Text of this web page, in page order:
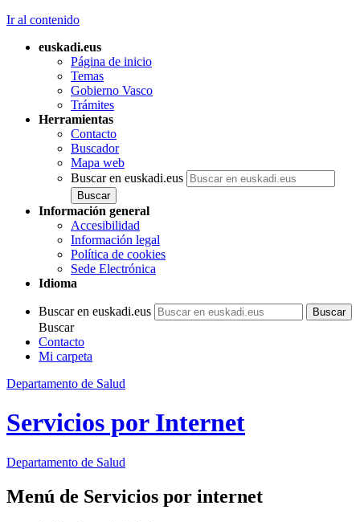
Ir al contenido
euskadi.eus
Página de inicio
Temas
Gobierno Vasco
Trámites
Herramientas
Contacto
Buscador
Mapa web
Buscar en euskadi.eus
Información general
Accesibilidad
Información legal
Política de cookies
Sede Electrónica
Idioma
Buscar en euskadi.eus
Buscar
Contacto
Mi carpeta
Departamento de Salud
Servicios por Internet
Departamento de Salud
Menú de Servicios por internet